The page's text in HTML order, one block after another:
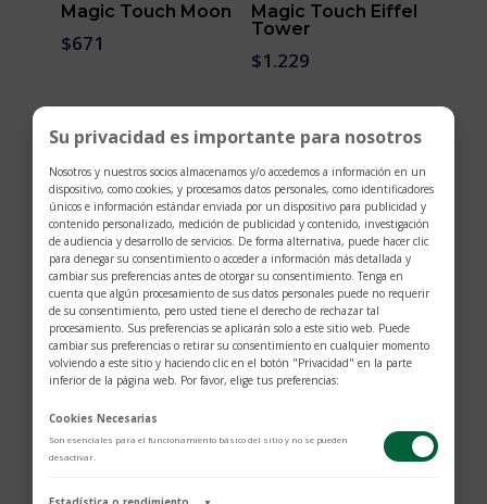
Magic Touch Moon
$671
Magic Touch Eiffel
Tower
$1.229
Magic Touch Sun
$1.169
Magic Touch Heart
Large Model
$1.169
Su privacidad es importante para nosotros
Nosotros y nuestros socios almacenamos y/o accedemos a información en un
dispositivo, como cookies, y procesamos datos personales, como identificadores
únicos e información estándar enviada por un dispositivo para publicidad y
contenido personalizado, medición de publicidad y contenido, investigación
de audiencia y desarrollo de servicios. De forma alternativa, puede hacer clic
para denegar su consentimiento o acceder a información más detallada y
cambiar sus preferencias antes de otorgar su consentimiento. Tenga en
cuenta que algún procesamiento de sus datos personales puede no requerir
de su consentimiento, pero usted tiene el derecho de rechazar tal
procesamiento. Sus preferencias se aplicarán solo a este sitio web. Puede
cambiar sus preferencias o retirar su consentimiento en cualquier momento
volviendo a este sitio y haciendo clic en el botón "Privacidad" en la parte
inferior de la página web. Por favor, elige tus preferencias:
Cookies Necesarias
Son esenciales para el funcionamiento básico del sitio y no se pueden
desactivar.